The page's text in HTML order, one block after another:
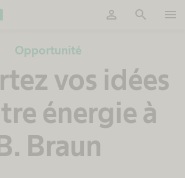
person search menu
Opportunité
vos idées
énergie à
Braun